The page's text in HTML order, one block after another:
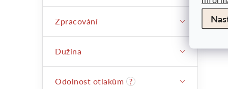
Zpracování
Dužina
Odolnost otlakům ?
r